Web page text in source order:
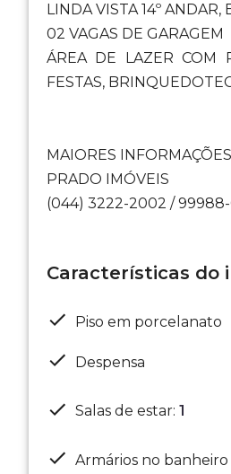
LINDA VISTA 14º
02 VAGAS DE GARAGEM
ÁREA DE LAZER COM
FESTAS,
MAIORES INFORMAÇÕES
PRADO IMÓVEIS
(044) 3222-2002 /
Características do
Piso em porcelanato
Despensa
Salas de estar: 1
Armários no banheiro